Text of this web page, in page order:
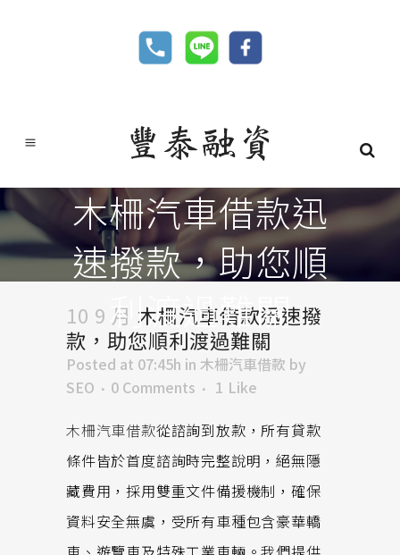
木柵汽車借款迅
速撥款，助您順
利渡過難關
10 9 月 木柵汽車借款迅速撥
款，助您順利渡過難關
Posted at 07:45h in 木柵汽車借款 by
SEO
0 Comments 1 Like
木柵汽車借款從諮詢到放款，所有貸款
條件皆於首度諮詢時完整說明，絕無隱
藏費用，採用雙重文件備援機制，確保
資料安全無虞，受所有車種包含豪華轎